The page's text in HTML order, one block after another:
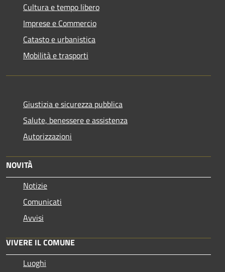
Cultura e tempo libero
Imprese e Commercio
Catasto e urbanistica
Mobilità e trasporti
Giustizia e sicurezza pubblica
Salute, benessere e assistenza
Autorizzazioni
NOVITÀ
Notizie
Comunicati
Avvisi
VIVERE IL COMUNE
Luoghi